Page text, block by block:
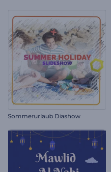
Sommerurlaub Diashow